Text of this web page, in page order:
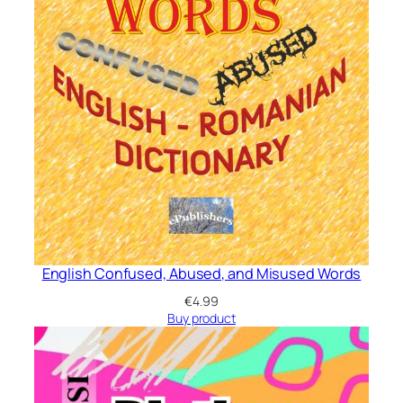
l
o
r
o
p
e
r
e
i
l
i
t
e
a
r
English Confused, Abused, and Misused Words
€4.99
Buy product